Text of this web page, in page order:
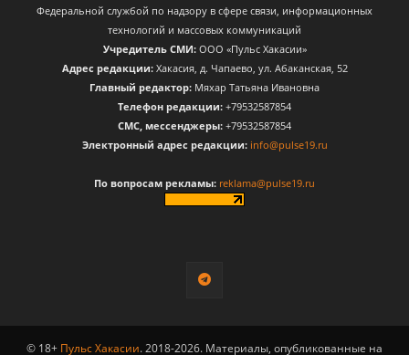
Федеральной службой по надзору в сфере связи, информационных
технологий и массовых коммуникаций
Учредитель СМИ:ООО «Пульс Хакасии»
Адрес редакции:Хакасия, д. Чапаево, ул. Абаканская, 52
Главный редактор: Мяхар Татьяна Ивановна
Телефон редакции: +79532587854
CМС, мессенджеры: +79532587854
Электронный адрес редакции: info@pulse19.ru
По вопросам рекламы: reklama@pulse19.ru
© 18+ Пульс Хакасии. 2018-2026. Материалы, опубликованные на